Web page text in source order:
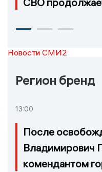
Новости СМИ2
Регион бренд
13:00
После
Владимирович
комендантом